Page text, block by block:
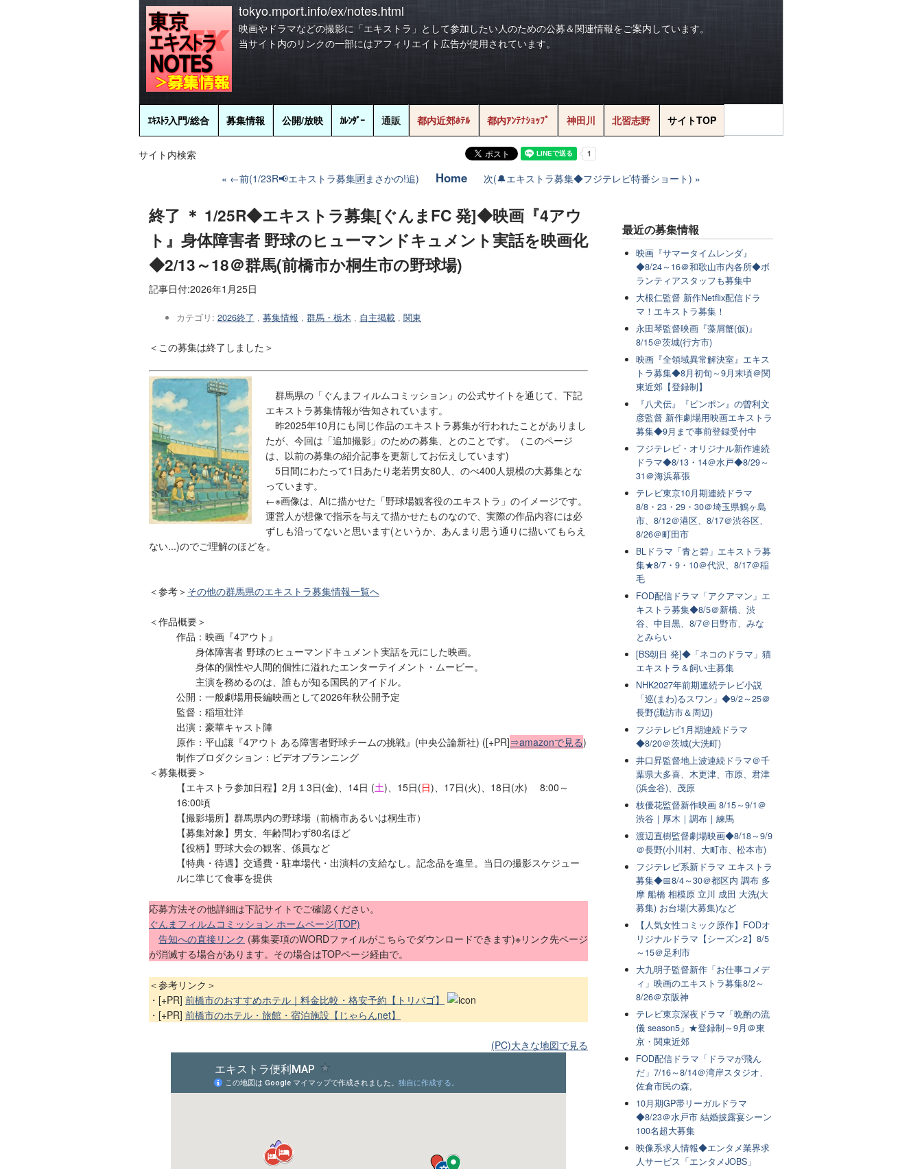
tokyo.mport.info/ex/notes.html
映画やドラマなどの撮影に「エキストラ」として参加したい人のための公募＆関連情報をご案内しています。
当サイト内のリンクの一部にはアフィリエイト広告が使用されています。
ｴｷｽﾄﾗ入門/総合 募集情報 公開/放映 ｶﾚﾝﾀﾞｰ 通販 都内近郊ﾎﾃﾙ 都内ｱﾝﾃﾅｼｮｯﾌﾟ 神田川 北習志野 サイトTOP
サイト内検索
←前(1/23R📢エキストラ募集🆙まさかの!追)
Home 次(🔔エキストラ募集◆フジテレビ特番ショート)
終了 ＊ 1/25R◆エキストラ募集[ぐんまFC 発]◆映画『4アウ
ト』身体障害者 野球のヒューマンドキュメント実話を映画化
◆2/13～18＠群馬(前橋市か桐生市の野球場)
記事日付:2026年1月25日
カテゴリ: 2026終了 , 募集情報 , 群馬・栃木 , 自主掲載 , 関東
＜この募集は終了しました＞
群馬県の「ぐんまフィルムコミッション」の公式サイトを通じて、下記
エキストラ募集情報が告知されています。
昨2025年10月にも同じ作品のエキストラ募集が行われたことがありまし
たが、今回は「追加撮影」のための募集、とのことです。（このページ
は、以前の募集の紹介記事を更新してお伝えしています)
5日間にわたって1日あたり老若男女80人、のべ400人規模の大募集とな
っています。
←※画像は、AIに描かせた「野球場観客役のエキストラ」のイメージです。
運営人が想像で指示を与えて描かせたものなので、実際の作品内容には必
ずしも沿ってないと思います(というか、あんまり思う通りに描いてもらえ
ない...)のでご理解のほどを。
＜参考＞ その他の群馬県のエキストラ募集情報一覧へ
＜作品概要＞
作品：映画『4アウト』
身体障害者 野球のヒューマンドキュメント実話を元にした映画。
身体的個性や人間的個性に溢れたエンターテイメント・ムービー。
主演を務めるのは、誰もが知る国民的アイドル。
公開：一般劇場用長編映画として2026年秋公開予定
監督：稲垣壮洋
出演：豪華キャスト陣
原作：平山讓『4アウト ある障害者野球チームの挑戦』(中央公論新社) ([+PR]⇒amazonで見る)
制作プロダクション：ビデオプランニング
＜募集概要＞
【エキストラ参加日程】2月１3日(金)、14日 (土)、15日(日)、17日(火)、18日(水) 8:00～
16:00頃
【撮影場所】群馬県内の野球場（前橋市あるいは桐生市）
【募集対象】男女、年齢問わず80名ほど
【役柄】野球大会の観客、係員など
【特典・待遇】交通費・駐車場代・出演料の支給なし。記念品を進呈。当日の撮影スケジュー
ルに準じて食事を提供
応募方法その他詳細は下記サイトでご確認ください。
ぐんまフィルムコミッション ホームページ(TOP)
告知への直接リンク (募集要項のWORDファイルがこちらでダウンロードできます)※リンク先ページ
が消滅する場合があります。その場合はTOPページ経由で。
＜参考リンク＞
・[+PR] 前橋市のおすすめホテル｜料金比較・格安予約【トリバゴ】
・[+PR] 前橋市のホテル・旅館・宿泊施設【じゃらんnet】
(PC)大きな地図で見る
最近の募集情報
映画『サマータイムレンダ』
◆8/24～16＠和歌山市内各所◆ボ
ランティアスタッフも募集中
大根仁監督 新作Netflix配信ドラ
マ！エキストラ募集！
永田琴監督映画『藻屑蟹(仮)』
8/15＠茨城(行方市)
映画『全領域異常解決室』エキス
トラ募集◆8月初旬～9月末頃＠関
東近郊【登録制】
『八犬伝』『ピンポン』の曽利文
彦監督 新作劇場用映画エキストラ
募集◆9月まで事前登録受付中
フジテレビ・オリジナル新作連続
ドラマ◆8/13・14＠水戸◆8/29～
31＠海浜幕張
テレビ東京10月期連続ドラマ
8/8・23・29・30＠埼玉県鶴ヶ島
市、8/12＠港区、8/17＠渋谷区、
8/26＠町田市
BLドラマ「青と碧」エキストラ募
集★8/7・9・10＠代沢、8/17＠稲
毛
FOD配信ドラマ「アクアマン」エ
キストラ募集◆8/5＠新橋、渋
谷、中目黒、8/7＠日野市、みな
とみらい
[BS朝日 発]◆「ネコのドラマ」猫
エキストラ＆飼い主募集
NHK2027年前期連続テレビ小説
「巡(まわ)るスワン」◆9/2～25＠
長野(諏訪市＆周辺)
フジテレビ1月期連続ドラマ
◆8/20＠茨城(大洗町)
井口昇監督地上波連続ドラマ＠千
葉県大多喜、木更津、市原、君津
(浜金谷)、茂原
枝優花監督新作映画 8/15～9/1＠
渋谷｜厚木｜調布｜練馬
渡辺直樹監督劇場映画◆8/18～9/9
＠長野(小川村、大町市、松本市)
フジテレビ系新ドラマ エキストラ
募集◆📅8/4～30＠都区内 調布 多
摩 船橋 相模原 立川 成田 大洗(大
募集) お台場(大募集)など
【人気女性コミック原作】FODオ
リジナルドラマ【シーズン2】8/5
～15＠足利市
大九明子監督新作「お仕事コメデ
ィ」映画のエキストラ募集8/2～
8/26＠京阪神
テレビ東京深夜ドラマ「晩酌の流
儀 season5」★登録制～9月＠東
京・関東近郊
FOD配信ドラマ「ドラマが飛ん
だ」7/16～8/14＠湾岸スタジオ、
佐倉市民の森,
10月期GP帯リーガルドラマ
◆8/23＠水戸市 結婚披露宴シーン
100名超大募集
映像系求人情報◆エンタメ業界求
人サービス「エンタメJOBS」